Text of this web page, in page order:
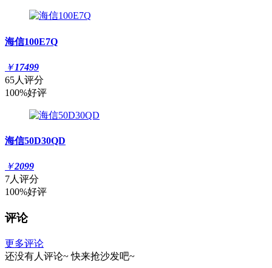
海信100E7Q
￥17499
65人评分
100%好评
海信50D30QD
￥2099
7人评分
100%好评
评论
更多评论
还没有人评论~ 快来抢沙发吧~